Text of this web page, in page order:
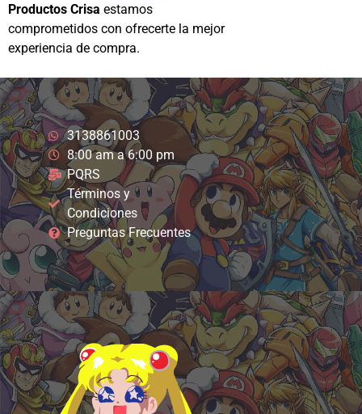
Productos Crisa estamos
comprometidos con ofrecerte la mejor
experiencia de compra.
3138861003
8:00 am a 6:00 pm
PQRS
Términos y
Condiciones
Preguntas Frecuentes